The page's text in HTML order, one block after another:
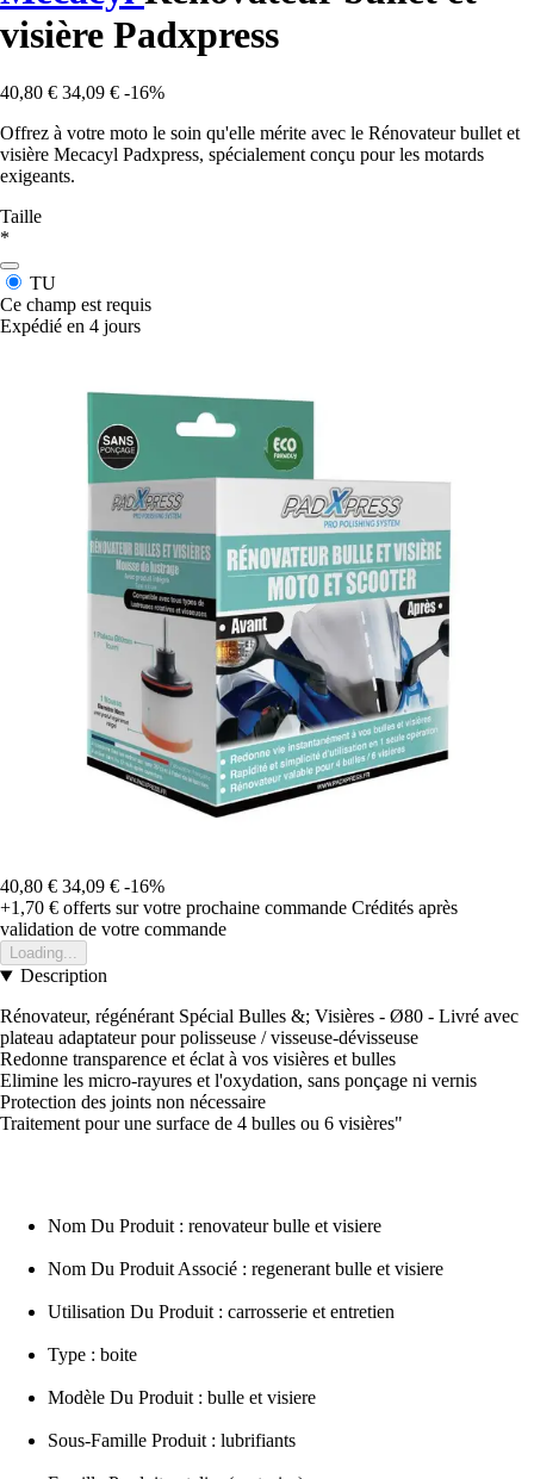
visière Padxpress
40,80 € 34,09 € -16%
Offrez à votre moto le soin qu'elle mérite avec le Rénovateur bullet et
visière Mecacyl Padxpress, spécialement conçu pour les motards
exigeants.
Taille
*
TU
Ce champ est requis
Expédié en 4 jours
40,80 € 34,09 € -16%
+1,70 € offerts sur votre prochaine commande Crédités après
validation de votre commande
Loading...
Description
Rénovateur, régénérant Spécial Bulles &; Visières - Ø80 - Livré avec
plateau adaptateur pour polisseuse / visseuse-dévisseuse
Redonne transparence et éclat à vos visières et bulles
Elimine les micro-rayures et l'oxydation, sans ponçage ni vernis
Protection des joints non nécessaire
Traitement pour une surface de 4 bulles ou 6 visières"
Nom Du Produit : renovateur bulle et visiere
Nom Du Produit Associé : regenerant bulle et visiere
Utilisation Du Produit : carrosserie et entretien
Type : boite
Modèle Du Produit : bulle et visiere
Sous-Famille Produit : lubrifiants